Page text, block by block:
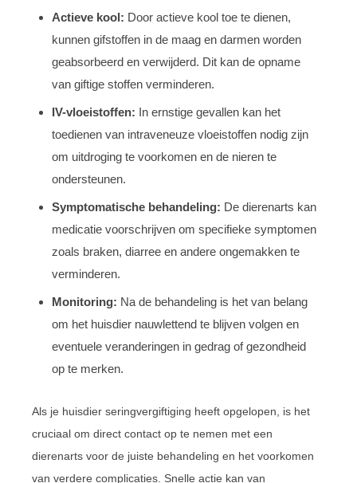
Actieve kool: Door actieve kool toe te dienen,
kunnen gifstoffen in de maag en darmen worden
geabsorbeerd en verwijderd. Dit kan de opname
van giftige stoffen verminderen.
IV-vloeistoffen: In ernstige gevallen kan het
toedienen van intraveneuze vloeistoffen nodig zijn
om uitdroging te voorkomen en de nieren te
ondersteunen.
Symptomatische behandeling: De dierenarts kan
medicatie voorschrijven om specifieke symptomen
zoals braken, diarree en andere ongemakken te
verminderen.
Monitoring: Na de behandeling is het van belang
om het huisdier nauwlettend te blijven volgen en
eventuele veranderingen in gedrag of gezondheid
op te merken.
Als je huisdier seringvergiftiging heeft opgelopen, is het
cruciaal om direct contact op te nemen met een
dierenarts voor de juiste behandeling en het voorkomen
van verdere complicaties. Snelle actie kan van